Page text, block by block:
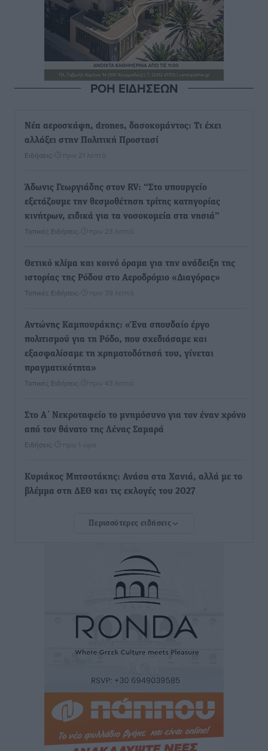
ΡΟΗ ΕΙΔΗΣΕΩΝ
Νέα αεροσκάφη, drones, δασοκομάντος: Τι έχει
αλλάξει στην Πολιτική Προστασί
Ειδήσεις πριν 21 λεπτά
Άδωνις Γεωργιάδης στον RV: “Στο υπουργείο
εξετάζουμε την θεσμοθέτηση τρίτης κατηγορίας
κινήτρων, ειδικά για τα νοσοκομεία στα νησιά”
Τοπικές Ειδήσεις πριν 23 λεπτά
Θετικό κλίμα και κοινό όραμα για την ανάδειξη της
ιστορίας της Ρόδου στο Αεροδρόμιο «Διαγόρας»
Τοπικές Ειδήσεις πριν 38 λεπτά
Αντώνης Καμπουράκης: «Ένα σπουδαίο έργο
πολιτισμού για τη Ρόδο, που σχεδιάσαμε και
εξασφαλίσαμε τη χρηματοδότησή του, γίνεται
πραγματικότητα»
Τοπικές Ειδήσεις πριν 43 λεπτά
Στο Α΄ Νεκροταφείο το μνημόσυνο για τον έναν χρόνο
από τον θάνατο της Λένας Σαμαρά
Ειδήσεις πριν 1 ώρα
Κυριάκος Μητσοτάκης: Ανάσα στα Χανιά, αλλά με το
βλέμμα στη ΔΕΘ και τις εκλογές του 2027
τουρισμός μπορεί να γίνει ο μεγαλύτερος πελάτης της
ελληνικής βιομηχανίας”
πριν 2 ώρες
Έρευνα ΕΟΤ: Οι Ευρωπαίοι ταξιδιώτες «ψηφίζουν»
Άκυρες οι εγκύκλιοι που δεν αναρτώνται,
υποχρεωτική η δημοσίευσή τους από την 1η
Οκτωβρίου
• πριν 2 ώρες
Περισσότερες ειδήσεις